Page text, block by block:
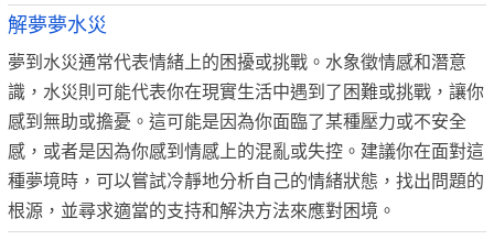
解夢夢水災
夢到水災通常代表情緒上的困擾或挑戰。水象徵情感和潛意
識，水災則可能代表你在現實生活中遇到了困難或挑戰，讓你
感到無助或擔憂。這可能是因為你面臨了某種壓力或不安全
感，或者是因為你感到情感上的混亂或失控。建議你在面對這
種夢境時，可以嘗試冷靜地分析自己的情緒狀態，找出問題的
根源，並尋求適當的支持和解決方法來應對困境。